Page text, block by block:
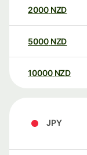
2000 NZD
5000 NZD
10000 NZD
JPY